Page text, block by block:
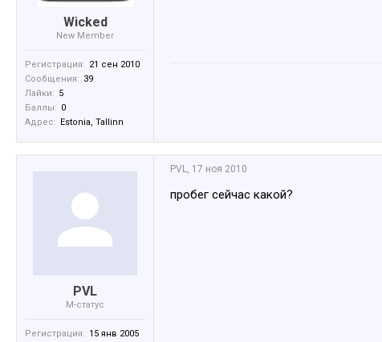
Wicked
New Member
Регистрация: 21 сен 2010
Сообщения: 39
Лайки: 5
Баллы: 0
Адрес: Estonia, Tallinn
PVL
M-статус
Регистрация: 15 янв 2005
PVL, 17 ноя 2010
пробег сейчас какой?